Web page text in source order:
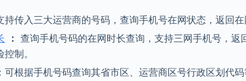
持传入三大运营商的号码，查询手机号在网状态，返回在
： 查询手机号码的在网时长查询，支持三网手机号，
制。
：可根据手机号码查询其省市区、运营商区号行政区划代